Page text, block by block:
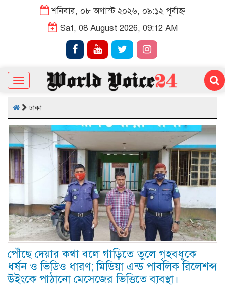
শনিবার, ০৮ অগাস্ট ২০২৬, ০৯:১২ পূর্বাহ্ন
Sat, 08 August 2026, 09:12 AM
Toggle
navigation
ঢাকা
পৌঁছে দেয়ার কথা বলে গাড়িতে তুলে গৃহবধূকে
ধর্ষন ও ভিডিও ধারণ; মি‌ডিয়া এন্ড পাব‌লিক রি‌লেশন্স
উইং‌কে পাঠা‌নো মেসে‌জের ভি‌ত্তি‌তে ব্যবস্থা।